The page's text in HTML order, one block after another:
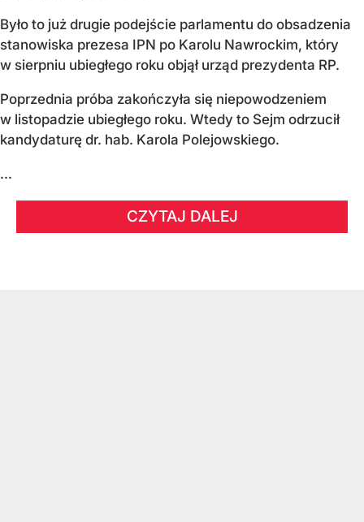
Było to już drugie podejście parlamentu do obsadzenia
stanowiska prezesa IPN po Karolu Nawrockim, który
w sierpniu ubiegłego roku objął urząd prezydenta RP.
Poprzednia próba zakończyła się niepowodzeniem
w listopadzie ubiegłego roku. Wtedy to Sejm odrzucił
kandydaturę dr. hab. Karola Polejowskiego.
...
CZYTAJ DALEJ